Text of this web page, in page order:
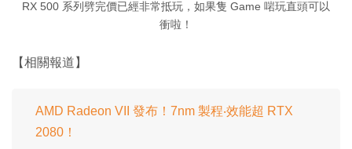
RX 500 系列劈完價已經非常抵玩，如果隻 Game 啱玩直頭可以
衝啦！
【相關報道】
AMD Radeon VII 發布！7nm 製程‧效能超 RTX
2080！